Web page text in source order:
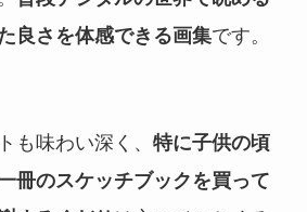
良さを体感できる画集です。
も味わい深く、 特に子供の頃
冊のスケッチブックを買って